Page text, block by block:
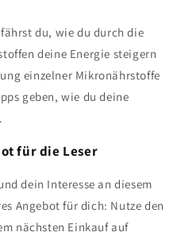
du, wie du durch die
deine Energie steigern
einzelner Mikronährstoffe
geben, wie du deine
für die Leser
dein Interesse an diesem
Angebot für dich: Nutze den
nächsten Einkauf auf